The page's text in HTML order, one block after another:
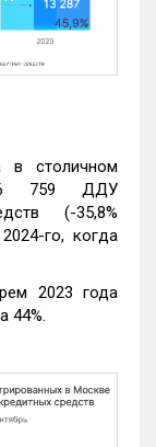
в столичном
36 759 ДДУ
(-35,8%
го, когда
2023 года
44%.